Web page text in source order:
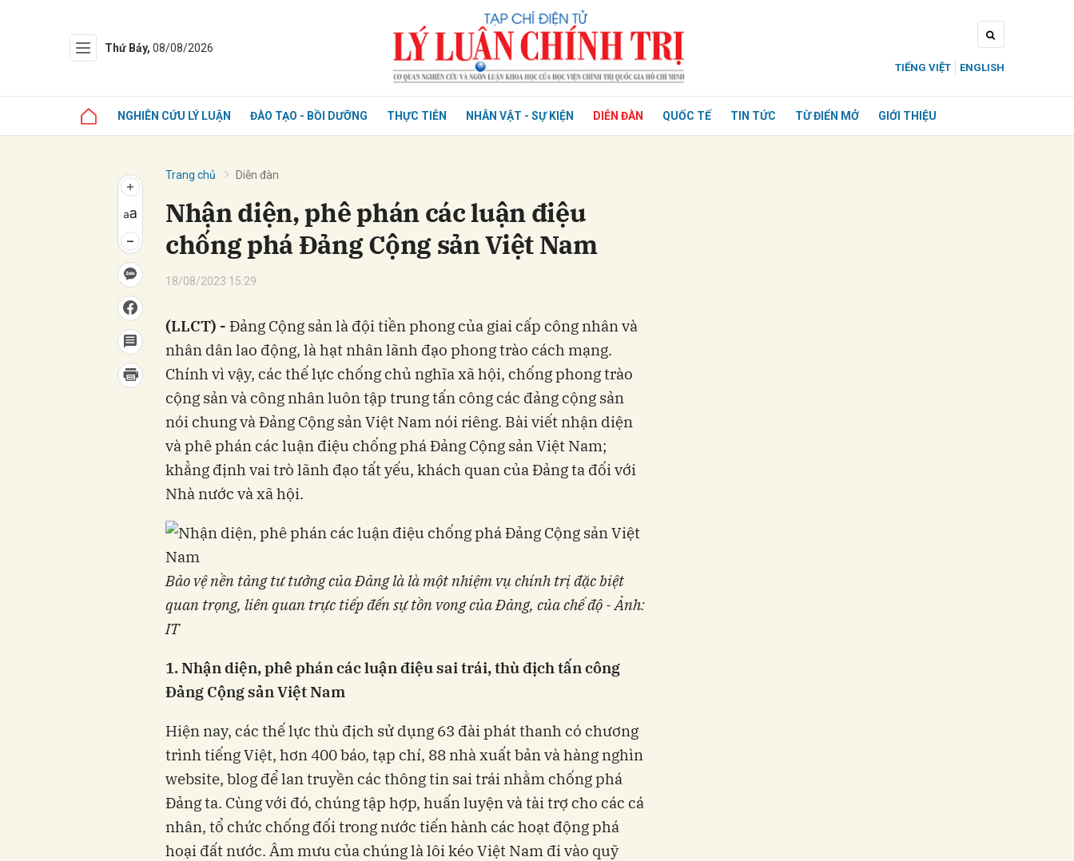
Thứ Bảy, 08/08/2026
TIẾNG VIỆT ENGLISH
NGHIÊN CỨU LÝ LUẬN ĐÀO TẠO - BỒI DƯỠNG THỰC TIỄN NHÂN VẬT - SỰ KIỆN DIỄN ĐÀN QUỐC TẾ TIN TỨC TỪ ĐIỂN MỞ GIỚI THIỆU
Trang chủ Diễn đàn
Nhận diện, phê phán các luận điệu
chống phá Đảng Cộng sản Việt Nam
18/08/2023 15:29
(LLCT) - Đảng Cộng sản là đội tiền phong của giai cấp công nhân và
nhân dân lao động, là hạt nhân lãnh đạo phong trào cách mạng.
Chính vì vậy, các thế lực chống chủ nghĩa xã hội, chống phong trào
cộng sản và công nhân luôn tập trung tấn công các đảng cộng sản
nói chung và Đảng Cộng sản Việt Nam nói riêng. Bài viết nhận diện
và phê phán các luận điệu chống phá Đảng Cộng sản Việt Nam;
khẳng định vai trò lãnh đạo tất yếu, khách quan của Đảng ta đối với
Nhà nước và xã hội.
Bảo vệ nền tảng tư tưởng của Đảng là là một nhiệm vụ chính trị đặc biệt
quan trọng, liên quan trực tiếp đến sự tồn vong của Đảng, của chế độ - Ảnh:
IT
1. Nhận diện, phê phán các luận điệu sai trái, thù địch tấn công
Đảng Cộng sản Việt Nam
Hiện nay, các thế lực thù địch sử dụng 63 đài phát thanh có chương
trình tiếng Việt, hơn 400 báo, tạp chí, 88 nhà xuất bản và hàng nghìn
website, blog để lan truyền các thông tin sai trái nhằm chống phá
Đảng ta. Cùng với đó, chúng tập hợp, huấn luyện và tài trợ cho các cá
nhân, tổ chức chống đối trong nước tiến hành các hoạt động phá
hoại đất nước. Âm mưu của chúng là lôi kéo Việt Nam đi vào quỹ